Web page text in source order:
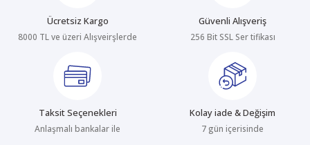
Ücretsiz Kargo
8000 TL ve üzeri Alışveirşlerde
Güvenli Alışveriş
256 Bit SSL Ser tifikası
Taksit Seçenekleri
Anlaşmalı bankalar ile
Kolay iade & Değişim
7 gün içerisinde